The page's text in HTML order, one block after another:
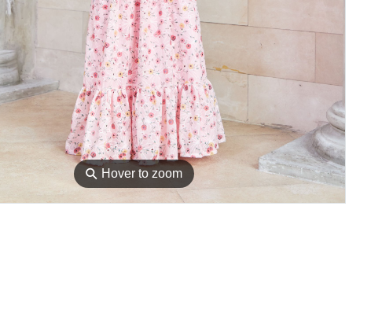
⚲Hover to zoom